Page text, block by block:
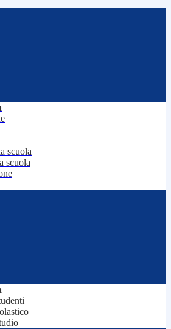
scuola
scuola